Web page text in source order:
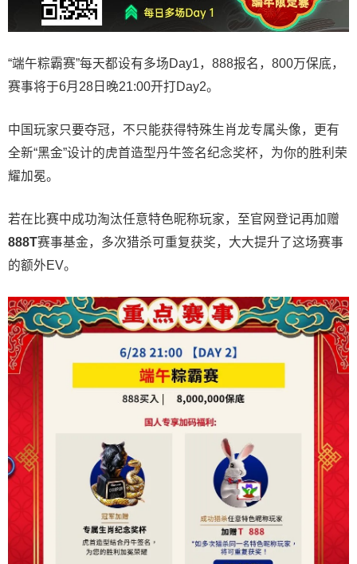
“端午粽霸赛”每天都设有多场Day1，888报名，800万保底，
赛事将于6月28日晚21:00开打Day2。
中国玩家只要夺冠，不只能获得特殊生肖龙专属头像，更有
全新“黑金”设计的虎首造型丹牛签名纪念奖杯，为你的胜利荣
耀加冕。
若在比赛中成功淘汰任意特色昵称玩家，至官网登记再加赠
888T赛事基金，多次猎杀可重复获奖，大大提升了这场赛事
的额外EV。